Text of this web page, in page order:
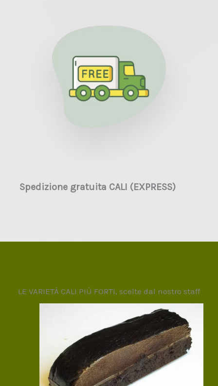
Spedizione gratuita CALI (EXPRESS)
LE VARIETÀ CALI PIÙ FORTI, scelte dal nostro staff